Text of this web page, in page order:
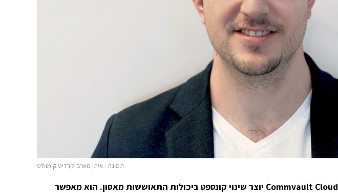
תמונה - איתן מארבי קרדיט קומוולט
Commvault Cloud יוצר שינוי קונספט ביכולות התאוששות מאסון. הוא מאפשר